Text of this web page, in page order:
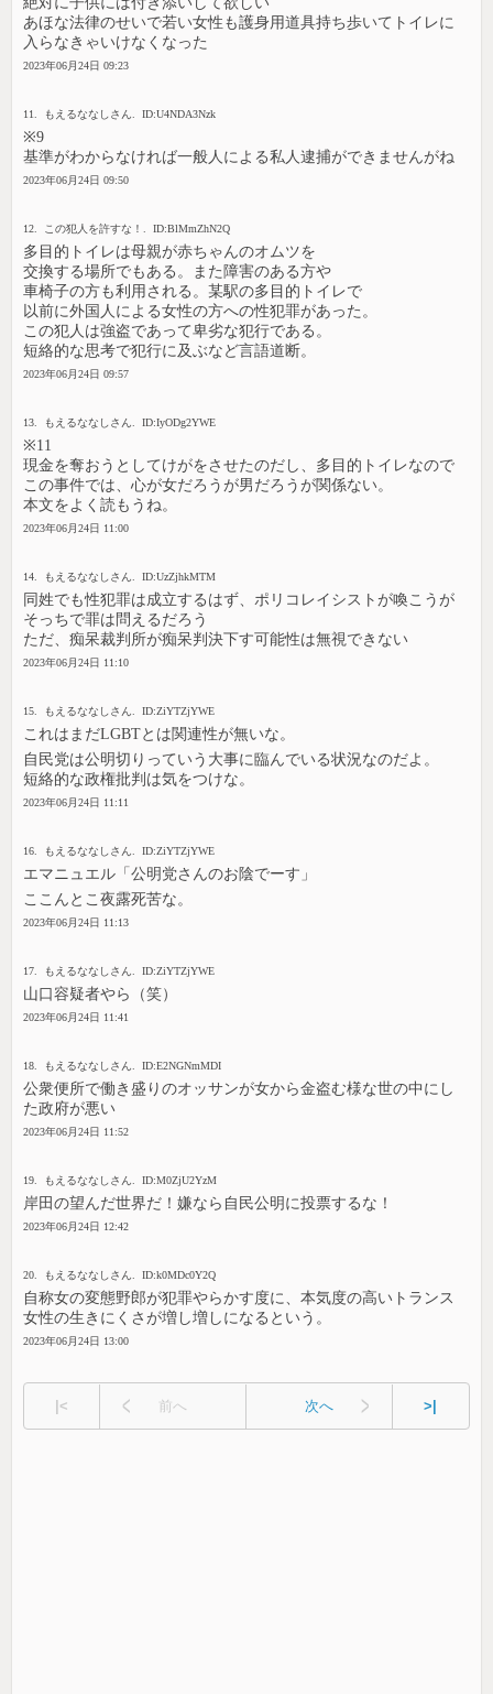
あほな法律のせいで若い女性も護身用道具持ち歩いてトイレに
入らなきゃいけなくなった
2023年06月24日 09:23
11. もえるななしさん. ID:U4NDA3Nzk
※9
基準がわからなければ一般人による私人逮捕ができませんがね
2023年06月24日 09:50
12. この犯人を許すな！. ID:BlMmZhN2Q
多目的トイレは母親が赤ちゃんのオムツを
交換する場所でもある。また障害のある方や
車椅子の方も利用される。某駅の多目的トイレで
以前に外国人による女性の方への性犯罪があった。
この犯人は強盗であって卑劣な犯行である。
短絡的な思考で犯行に及ぶなど言語道断。
2023年06月24日 09:57
13. もえるななしさん. ID:IyODg2YWE
※11
現金を奪おうとしてけがをさせたのだし、多目的トイレなので
この事件では、心が女だろうが男だろうが関係ない。
本文をよく読もうね。
2023年06月24日 11:00
14. もえるななしさん. ID:UzZjhkMTM
同姓でも性犯罪は成立するはず、ポリコレイシストが喚こうが
そっちで罪は問えるだろう
ただ、痴呆裁判所が痴呆判決下す可能性は無視できない
2023年06月24日 11:10
15. もえるななしさん. ID:ZiYTZjYWE
これはまだLGBTとは関連性が無いな。
自民党は公明切りっていう大事に臨んでいる状況なのだよ。
短絡的な政権批判は気をつけな。
2023年06月24日 11:11
16. もえるななしさん. ID:ZiYTZjYWE
エマニュエル「公明党さんのお陰でーす」
ここんとこ夜露死苦な。
2023年06月24日 11:13
17. もえるななしさん. ID:ZiYTZjYWE
山口容疑者やら（笑）
2023年06月24日 11:41
18. もえるななしさん. ID:E2NGNmMDI
公衆便所で働き盛りのオッサンが女から金盗む様な世の中にし
た政府が悪い
2023年06月24日 11:52
19. もえるななしさん. ID:M0ZjU2YzM
岸田の望んだ世界だ！嫌なら自民公明に投票するな！
2023年06月24日 12:42
20. もえるななしさん. ID:k0MDc0Y2Q
自称女の変態野郎が犯罪やらかす度に、本気度の高いトランス
女性の生きにくさが増し増しになるという。
2023年06月24日 13:00
|< 前へ 次へ >|